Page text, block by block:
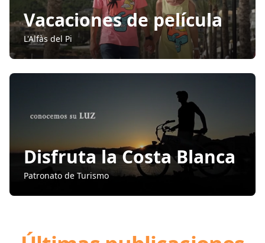
Vacaciones de película
L'Alfàs del Pi
Disfruta la Costa Blanca
Patronato de Turismo